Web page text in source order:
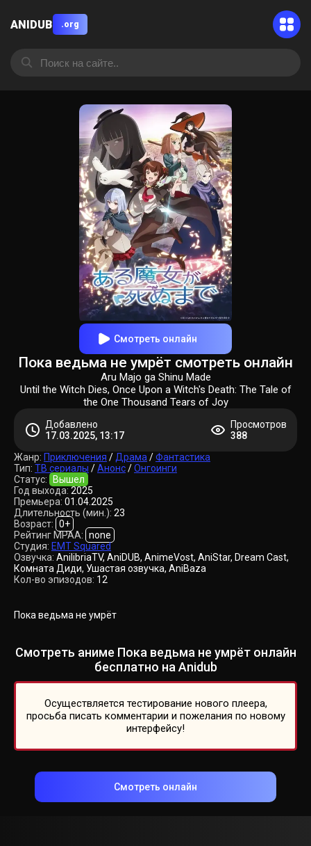
ANIDUB .org
Смотреть онлайн
Пока ведьма не умрёт смотреть онлайн
Aru Majo ga Shinu Made
Until the Witch Dies, Once Upon a Witch's Death: The Tale of
the One Thousand Tears of Joy
Добавлено
17.03.2025, 13:17
Просмотров
388
Жанр: Приключения /Драма/Фантастика
Тип: ТВ сериалы /Анонс/Онгоинги
Статус:
Вышел
Год выхода: 2025
Премьера: 01.04.2025
Длительность (мин.): 23
Возраст: 0+
Рейтинг MPAA: none
Студия: EMT Squared
Озвучка: AnilibriaTV, AniDUB, AnimeVost, AniStar, Dream Cast,
Комната Диди, Ушастая озвучка, AniBaza
Кол-во эпизодов: 12
Пока ведьма не умрёт
Смотреть аниме Пока ведьма не умрёт онлайн
бесплатно на Anidub
Осуществляется тестирование нового плеера,
просьба писать комментарии и пожелания по новому
интерфейсу!
Смотреть онлайн